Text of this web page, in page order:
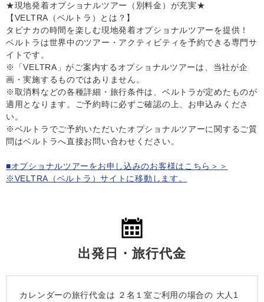
★現地発着オプショナルツアー（別料金）が充実★
【VELTRA（ベルトラ）とは？】
タビナカの時間を楽しむ現地発着オプショナルツアーを提供！
ベルトラは世界中のツアー・アクティビティを予約できる専門サ
イトです。
※「VELTRA」がご案内するオプショナルツアーは、当社が企
画・実施するものではありません。
※取消料などの各種詳細・旅行条件は、ベルトラが定めたものが
適用となります。ご予約時に必ずご確認の上、お申込みくださ
い。
※ベルトラでご予約いただいたオプショナルツアーに関するご質
問はベルトラへ直接お問い合わせください。
■オプショナルツアーをお申し込みのお客様はこちら＞＞
※VELTRA（ベルトラ）サイトに移動します。
出発日・旅行代金
カレンダーの旅行代金は ２名１室ご利用の場合の 大人1